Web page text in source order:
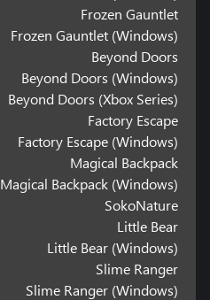
Frozen Gauntlet
Frozen Gauntlet (Windows)
Beyond Doors
Beyond Doors (Windows)
Beyond Doors (Xbox Series)
Factory Escape
Factory Escape (Windows)
Magical Backpack
Magical Backpack (Windows)
SokoNature
Little Bear
Little Bear (Windows)
Slime Ranger
Slime Ranger (Windows)